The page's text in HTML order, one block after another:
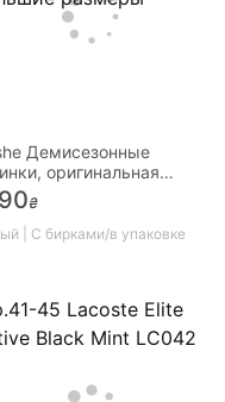
Демисезонные
оригинальная
из США, есть большие
₴
| С бирками/в упаковке